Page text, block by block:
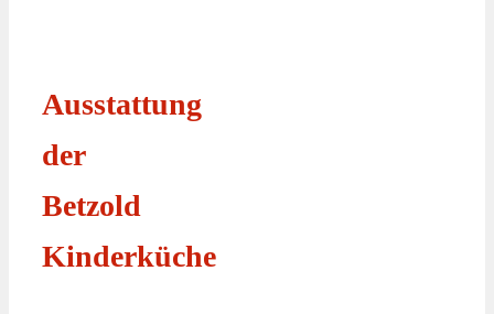
Ausstattung
der
Betzold
Kinderküche